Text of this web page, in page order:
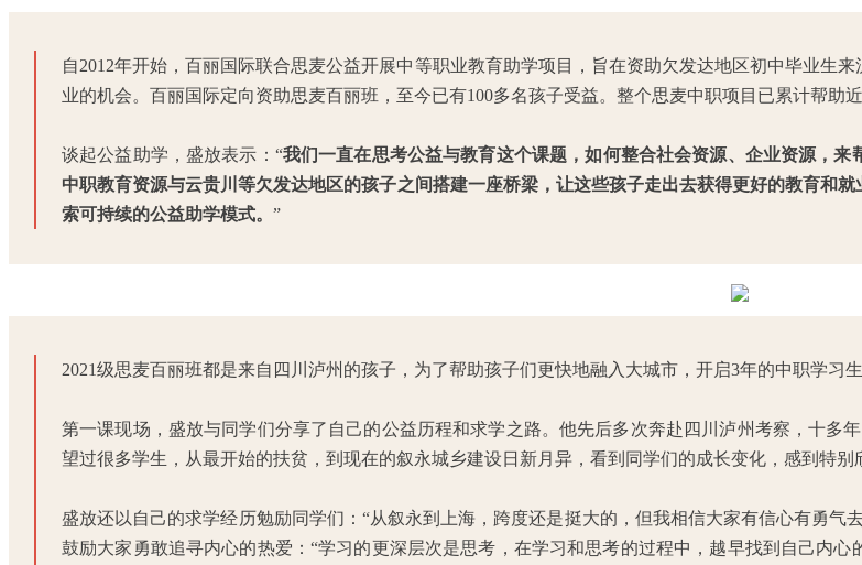
自2012年开始，百丽国际联合思麦公益开展中等职业教育助学项目，旨在资助欠发达地区初中毕业生
业的机会。百丽国际定向资助思麦百丽班，至今已有100多名孩子受益。整个思麦中职项目已累计帮助近
谈起公益助学，盛放表示：“我们一直在思考公益与教育这个课题，如何整合社会资源、企业资源，
中职教育资源与云贵川等欠发达地区的孩子之间搭建一座桥梁，让这些孩子走出去获得更好的教育和
索可持续的公益助学模式。 ”
2021级思麦百丽班都是来自四川泸州的孩子，为了帮助孩子们更快地融入大城市，开启3年的中职学习
第一课现场，盛放与同学们分享了自己的公益历程和求学之路。他先后多次奔赴四川泸州考察，十多
望过很多学生，从最开始的扶贫，到现在的叙永城乡建设日新月异，看到同学们的成长变化，感到特别
盛放还以自己的求学经历勉励同学们：“从叙永到上海，跨度还是挺大的，但我相信大家有信心有勇气
鼓励大家勇敢追寻内心的热爱：“学习的更深层次是思考，在学习和思考的过程中，越早找到自己内